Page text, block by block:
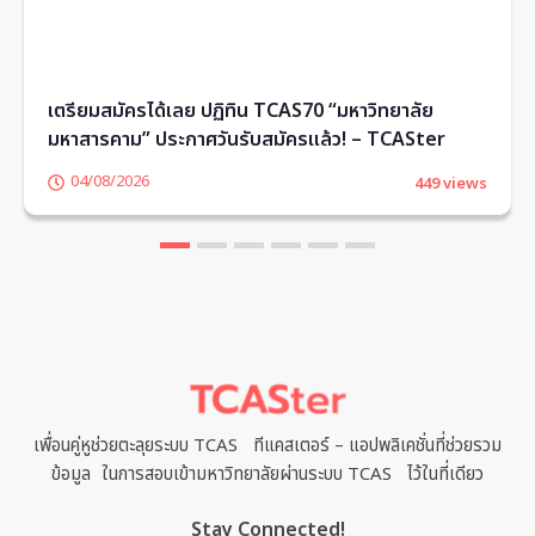
เตรียมสมัครได้เลย ปฏิทิน TCAS70 “มหาวิทยาลัย
มหาสารคาม” ประกาศวันรับสมัครแล้ว! – TCASter
04/08/2026 449 views
3 4 5 6
เพื่อนคู่หูช่วยตะลุยระบบ TCAS ทีแคสเตอร์ – แอปพลิเคชั่นที่ช่วยรวม
ข้อมูล ในการสอบเข้ามหาวิทยาลัยผ่านระบบ TCAS ไว้ในที่เดียว
Stay Connected!